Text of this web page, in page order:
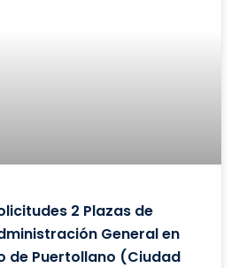
2 Plazas de
General en
de Puertollano (Ciudad